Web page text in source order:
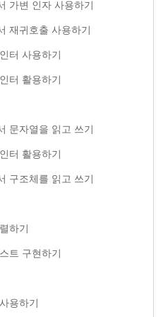
가변 인자 사용하기
재귀호출 사용하기
터 사용하기
터 활용하기
문자열을 읽고 쓰기
터 활용하기
구조체를 읽고 쓰기
하기
트 구현하기
용하기